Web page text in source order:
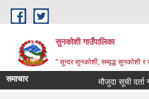
Skip to main content
सुनकोशी गाउँपालिका
" सुन्दर सुनकाेशी, सम्वृद्ध सुनकाेशी
समाचार मौजुदा सूची दर्ता गर्ने